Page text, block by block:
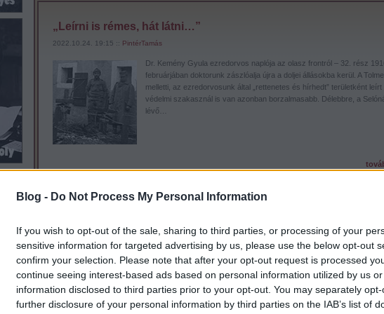
Blog - Do Not Process My Personal Information
If you wish to opt-out of the sale, sharing to third parties, or processing of your
sensitive information for targeted advertising by us, please use the below opt-out
confirm your selection. Please note that after your opt-out request is processed
continue seeing interest-based ads based on personal information utilized by us
information disclosed to third parties prior to your opt-out. You may separately
further disclosure of your personal information by third parties on the IAB’s list of
„Leírni is rémes, hát látni…”
2022.10.24. 19:15 :: PintérTamás
Dr. Kemény Gyula ezredorvos naplója az olasz frontról – 32. rész
februárjában doktorunk zászlóalja újra a doljei állásokba kerül. A
melletti, az ezredorvosunk által „rettenetes és hírhedt” területként leírt
védelmi szakasznál is van azonban borzalmasabb. Délebbre, a
lévő…
zászlóalj
„A golyó, gránát egyformán jár át mindenkit…”
2022.10.17. 07:00 ::PintérTamás